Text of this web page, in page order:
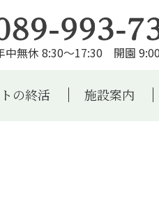
中無休 8:30～17:30 開園
の終活 施設案内